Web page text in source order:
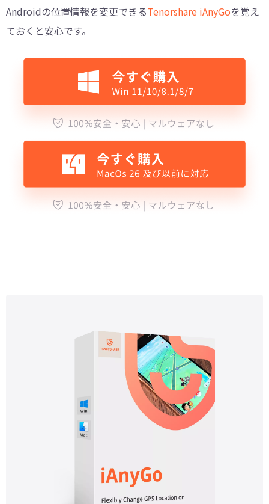
Androidの位置情報を変更できるTenorshare iAnyGoを覚え
ておくと安心です。